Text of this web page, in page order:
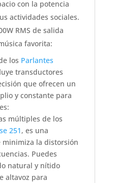
con la potencia
actividades sociales.
RMS de salida
favorita:
los Parlantes
transductores
que ofrecen un
y constante para
múltiples de los
251, es una
la distorsión
Puedes
natural y nítido
altavoz para